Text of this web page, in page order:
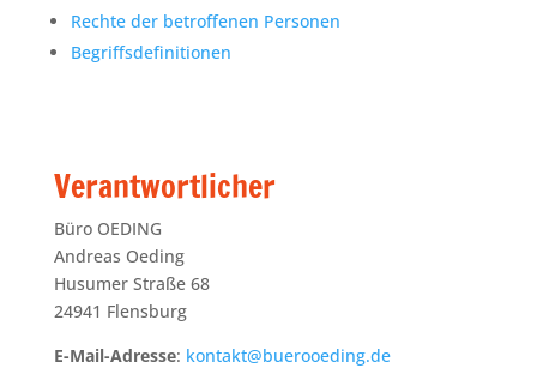
Rechte der betroffenen Personen
Begriffsdefinitionen
Verantwortlicher
Büro OEDING
Andreas Oeding
Husumer Straße 68
24941 Flensburg
E-Mail-Adresse: kontakt@buerooeding.de